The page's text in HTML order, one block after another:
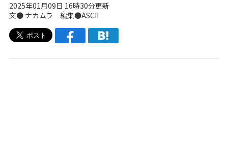
2025年01月09日 16時30分更新
文● ナカムラ 編集●ASCII